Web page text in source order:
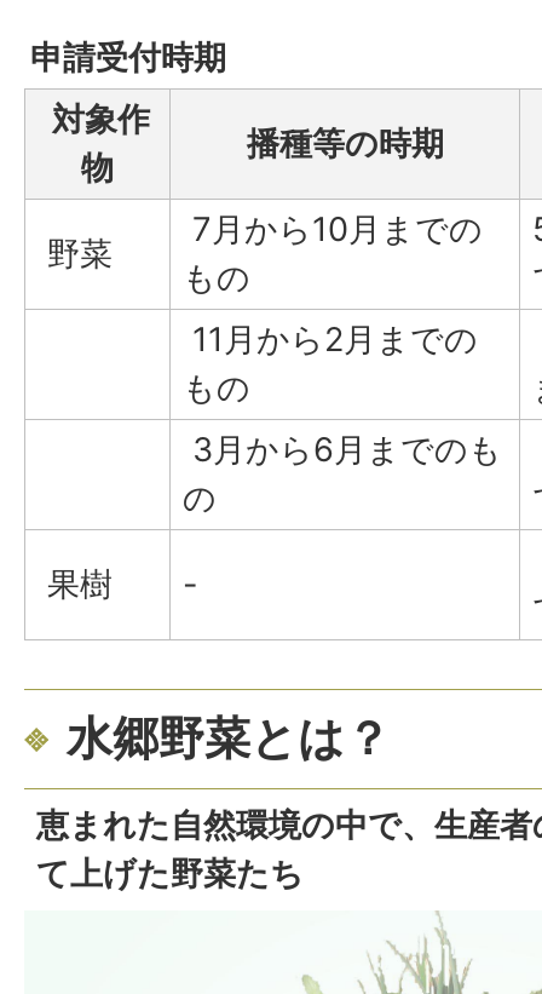
申請受付時期
対象作
物
播種等の時期
野菜
7月から10月までの
もの
11月から2月までの
もの
3月から6月までのも
の
果樹 -
水郷野菜とは？
恵まれた自然環境の中で、生産
て上げた野菜たち